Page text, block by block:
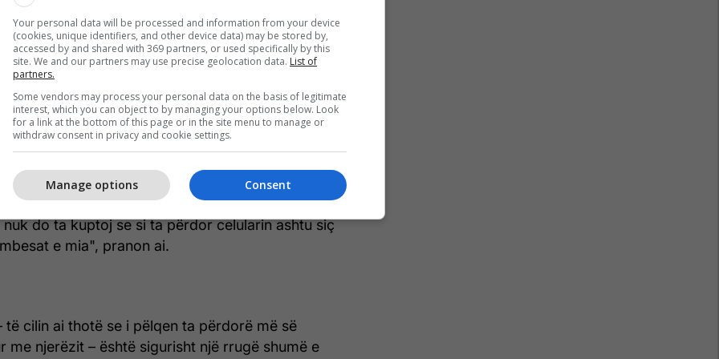
Watch dhe përdor një iPhone, duke
intuitive midis emailit të tij, fotove, YouTube
aparatin e tij të dëgjimit.
më të fundit sa herë që përditësohet dhe i bën
milionë aplikacione të disponueshme, të gjitha
jo mjaftueshëm”.
do ta kuptoj se si ta përdor celularin ashtu siç
e mia", pranon ai.
të cilin ai thotë se i pëlqen ta përdorë më së
me njerëzit – është sigurisht një rrugë shumë e
Your personal data will be processed and information from your device
(cookies, unique identifiers, and other device data) may be stored by,
accessed by and shared with 369 partners, or used specifically by this
site. We and our partners may use precise geolocation data. List of
partners.
Some vendors may process your personal data on the basis of legitimate
interest, which you can object to by managing your options below. Look
for a link at the bottom of this page or in the site menu to manage or
withdraw consent in privacy and cookie settings.
Consent
Manage options